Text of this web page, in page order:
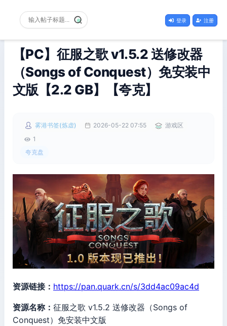
登录 注册
【PC】征服之歌 v1.5.2 送修改器
（Songs of Conquest）免安装中
文版【2.2 GB】【夸克】
雾港书签(炼虚) 2026-05-22 07:55
游戏区
1
夸克盘
资源链接： https://pan.quark.cn/s/3dd4ac09ac4d
资源名称： 征服之歌 v1.5.2 送修改器（Songs of
Conquest）免安装中文版